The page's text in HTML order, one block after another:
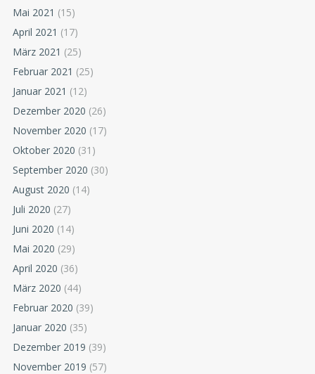
Mai 2021 (15)
April 2021 (17)
März 2021 (25)
Februar 2021 (25)
Januar 2021 (12)
Dezember 2020 (26)
November 2020 (17)
Oktober 2020 (31)
September 2020 (30)
August 2020 (14)
Juli 2020 (27)
Juni 2020 (14)
Mai 2020 (29)
April 2020 (36)
März 2020 (44)
Februar 2020 (39)
Januar 2020 (35)
Dezember 2019 (39)
November 2019 (57)